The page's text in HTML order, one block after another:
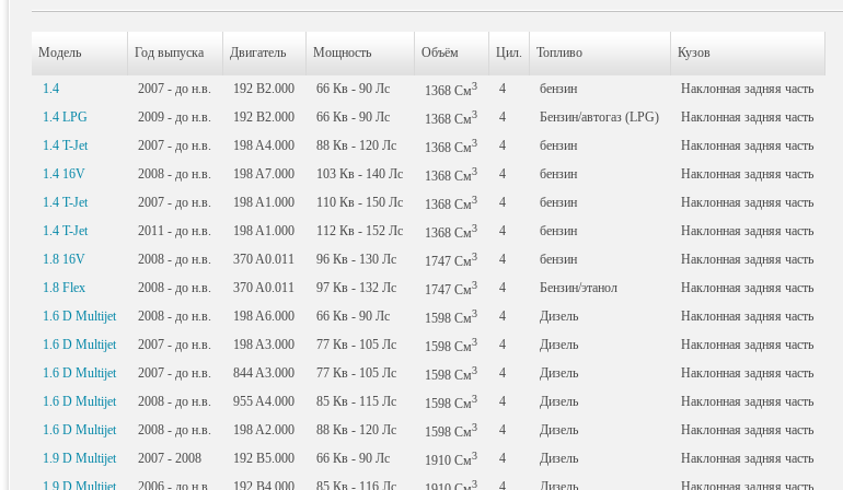
Модель Год выпуска Двигатель Мощность Объём Цил. Топливо Кузов
1.4 2007 - до н.в. 192 B2.000 66 Кв - 90 Лс 1368 См3 4 бензин
Наклонная задняя часть
1.4 LPG
2009 - до н.в. 192 B2.000 66 Кв - 90 Лс 1368 См3 4 Бензин/автогаз (LPG)
Наклонная задняя часть
1.4 T-Jet
2007 - до н.в. 198 A4.000 88 Кв - 120 Лс 1368 См3 4 бензин
Наклонная задняя часть
1.4 16V
2008 - до н.в. 198 A7.000 103 Кв - 140 Лс 1368 См3 4 бензин
Наклонная задняя часть
1.4 T-Jet
2007 - до н.в. 198 A1.000 110 Кв - 150 Лс 1368 См3 4 бензин
Наклонная задняя часть
1.4 T-Jet
2011 - до н.в. 198 A1.000 112 Кв - 152 Лс 1368 См3 4 бензин
Наклонная задняя часть
1.8 16V
2008 - до н.в. 370 A0.011 96 Кв - 130 Лс 1747 См3 4 бензин
Наклонная задняя часть
1.8 Flex
2008 - до н.в. 370 A0.011 97 Кв - 132 Лс 1747 См3 4 Бензин/этанол
Наклонная задняя часть
1.6 D Multijet
2008 - до н.в. 198 A6.000 66 Кв - 90 Лс 1598 См3 4 Дизель
Наклонная задняя часть
1.6 D Multijet
2007 - до н.в. 198 A3.000 77 Кв - 105 Лс 1598 См3 4 Дизель
Наклонная задняя часть
1.6 D Multijet
2007 - до н.в. 844 A3.000 77 Кв - 105 Лс 1598 См3 4 Дизель
Наклонная задняя часть
1.6 D Multijet
2008 - до н.в. 955 A4.000 85 Кв - 115 Лс 1598 См3 4 Дизель
Наклонная задняя часть
1.6 D Multijet
2008 - до н.в. 198 A2.000 88 Кв - 120 Лс 1598 См3 4 Дизель
Наклонная задняя часть
1.9 D Multijet
2007 - 2008 192 B5.000 66 Кв - 90 Лс 1910 См3 4 Дизель
Наклонная задняя часть
1.9 D Multijet
2006 - до н.в. 192 B4.000 85 Кв - 116 Лс 3 4 Дизель Наклонная задняя часть